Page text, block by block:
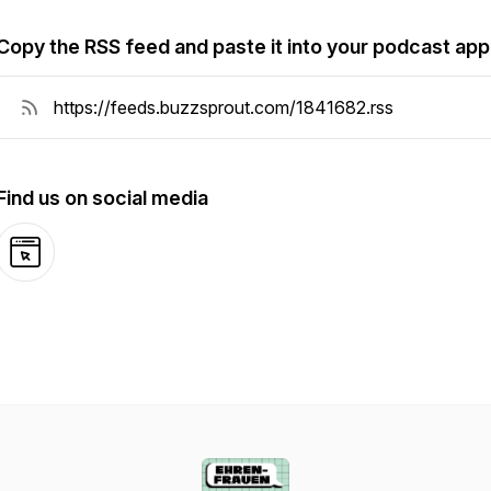
the RSS feed and paste it into your podcast app
us on social media
Website